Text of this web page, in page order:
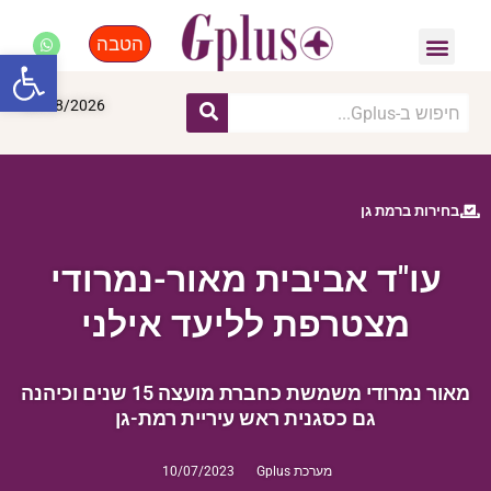
הטבה
09/08/2026
בחירות ברמת גן
עו"ד אביבית מאור-נמרודי
מצטרפת לליעד אילני
מאור נמרודי משמשת כחברת מועצה 15 שנים וכיהנה
גם כסגנית ראש עיריית רמת-גן
מערכת Gplus 10/07/2023
פתח